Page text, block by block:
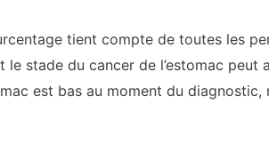
tient compte de toutes les
le stade du cancer de l’estomac
est bas au moment du